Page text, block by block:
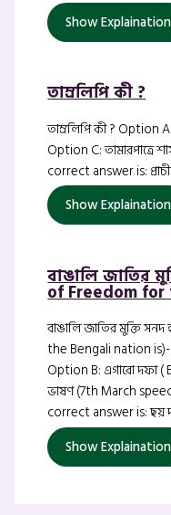
Show Explaination
তাম্রলিপি কী ?
তাম্রলিপি কী ? Option A:
Option C: তামারপাত্রে
correct answer is:
Show Explaination
বাঙালি জাতির
of Freedom
বাঙালি জাতির মুক্তি
the Bengali nation
Option B: এগারো দফা (
ভাষণ (7th March
correct answer is: ছয়
Show Explaination